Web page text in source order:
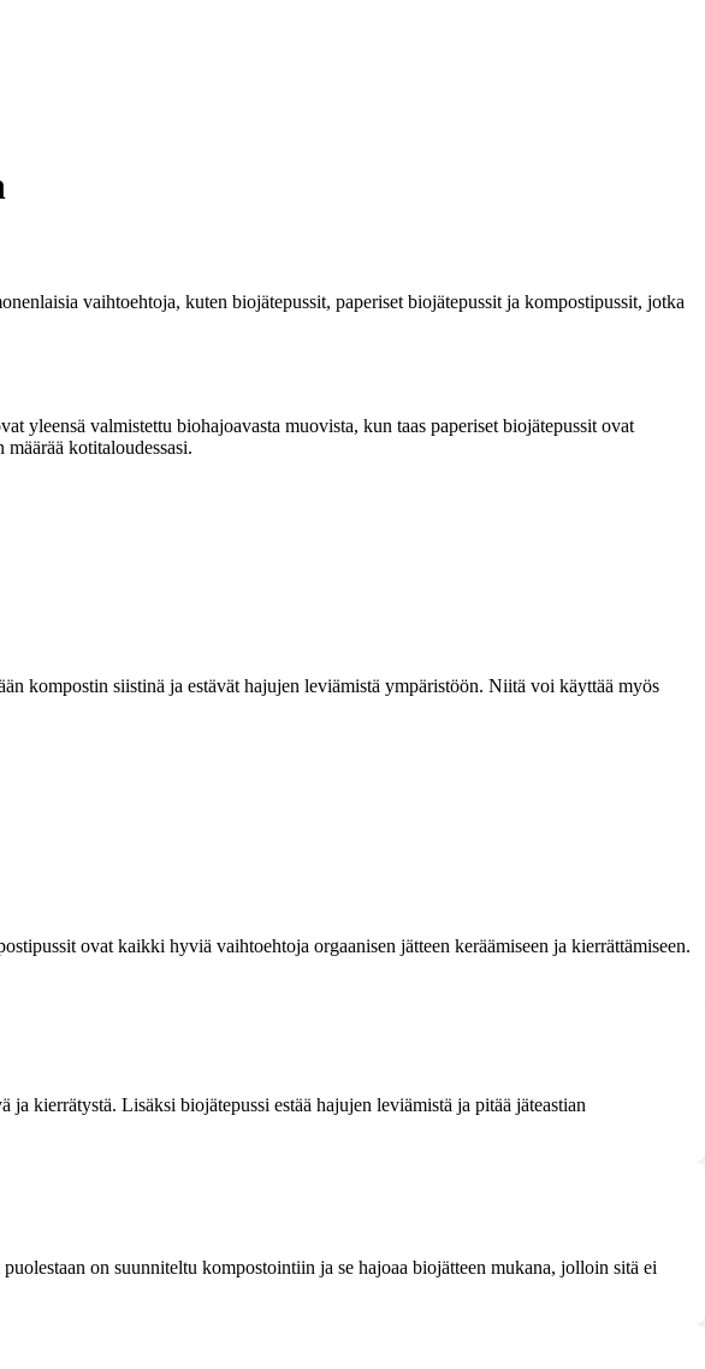
vaihtoehtoja, kuten biojätepussit, paperiset biojätepussit ja kompostipussit, jotka
yleensä valmistettu biohajoavasta muovista, kun taas paperiset biojätepussit ovat
kotitaloudessasi.
kompostin siistinä ja estävät hajujen leviämistä ympäristöön. Niitä voi käyttää myös
ovat kaikki hyviä vaihtoehtoja orgaanisen jätteen keräämiseen ja kierrättämiseen.
kierrätystä. Lisäksi biojätepussi estää hajujen leviämistä ja pitää jäteastian
on suunniteltu kompostointiin ja se hajoaa biojätteen mukana, jolloin sitä ei